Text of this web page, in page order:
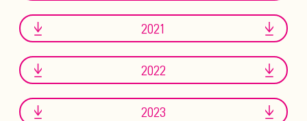
2021
2022
2023